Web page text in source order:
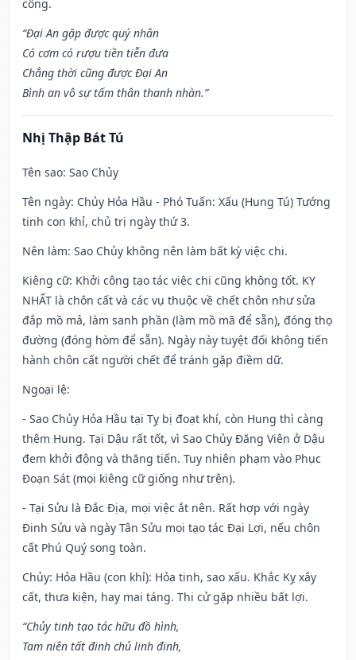
công.
“Đại An gặp được quý nhân
Có cơm có rượu tiền tiễn đưa
Chẳng thời cũng được Đại An
Bình an vô sự tấm thân thanh nhàn.”
Nhị Thập Bát Tú
Tên sao: Sao Chủy
Tên ngày: Chủy Hỏa Hầu - Phó Tuấn: Xấu (Hung Tú) Tướng
tinh con khỉ, chủ trị ngày thứ 3.
Nên làm: Sao Chủy không nên làm bất kỳ việc chi.
Kiêng cữ: Khởi công tạo tác việc chi cũng không tốt. KỴ
NHẤT là chôn cất và các vụ thuộc về chết chôn như sửa
đắp mồ mả, làm sanh phần (làm mồ mã để sẵn), đóng thọ
đường (đóng hòm để sẵn). Ngày này tuyệt đối không tiến
hành chôn cất người chết để tránh gặp điềm dữ.
Ngoại lệ:
- Sao Chủy Hỏa Hầu tại Tỵ bị đoạt khí, còn Hung thì càng
thêm Hung. Tại Dậu rất tốt, vì Sao Chủy Đăng Viên ở Dậu
đem khởi động và thăng tiến. Tuy nhiên phạm vào Phục
Đoạn Sát (mọi kiêng cữ giống như trên).
- Tại Sửu là Đắc Địa, mọi việc ắt nên. Rất hợp với ngày
Đinh Sửu và ngày Tân Sửu mọi tạo tác Đại Lợi, nếu chôn
cất Phú Quý song toàn.
Chủy: Hỏa Hầu (con khỉ): Hỏa tinh, sao xấu. Khắc Kỵ xây
cất, thưa kiện, hay mai táng. Thi cử gặp nhiều bất lợi.
“Chủy tinh tạo tác hữu đồ hình,
Tam niên tất đinh chủ linh đinh,